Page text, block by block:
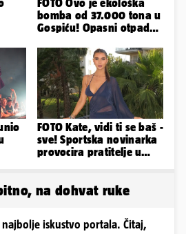
FOTO Ovo je ekološka
bomba od 37.000 tona u
Gospiću! Opasni otpad
FOTO Kate, vidi ti se baš -
sve! Sportska novinarka
provocira pratitelje u
na dohvat ruke
iskustvo portala. Čitaj,